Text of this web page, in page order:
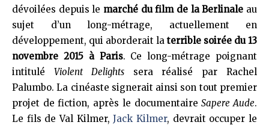
dévoilées depuis le marché du film de la Berlinale au
sujet d’un long-métrage, actuellement en
développement, qui aborderait la terrible soirée du 13
novembre 2015 à Paris. Ce long-métrage poignant
intitulé Violent Delightssera réalisé par Rachel
Palumbo. La cinéaste signerait ainsi son tout premier
projet de fiction, après le documentaireSapere Aude.
Le fils de Val Kilmer,Jack Kilmer, devrait occuper le